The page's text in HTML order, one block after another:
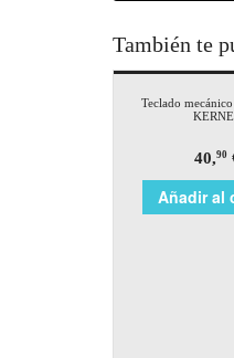
También te
Teclado
40,90
Añadir al